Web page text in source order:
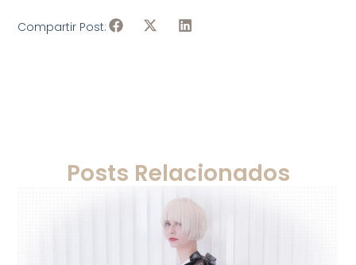
Compartir Post:
Posts Relacionados